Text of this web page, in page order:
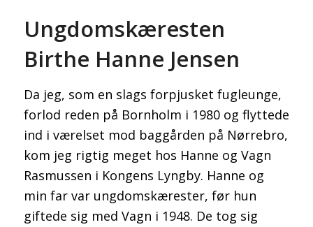
Ungdomskæresten
Birthe Hanne Jensen
Da jeg, som en slags forpjusket fugleunge,
forlod reden på Bornholm i 1980 og flyttede
ind i værelset mod baggården på Nørrebro,
kom jeg rigtig meget hos Hanne og Vagn
Rasmussen i Kongens Lyngby. Hanne og
min far var ungdomskærester, før hun
giftede sig med Vagn i 1948. De tog sig